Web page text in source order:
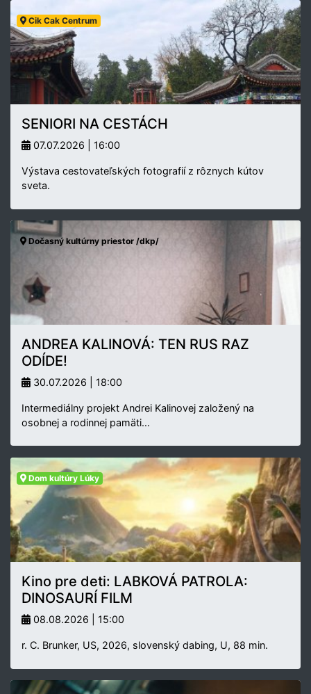
Cik Cak Centrum
SENIORI NA CESTÁCH
07.07.2026 | 16:00
Výstava cestovateľských fotografií z rôznych kútov
sveta.
Dočasný kultúrny priestor /dkp/
ANDREA KALINOVÁ: TEN RUS RAZ
ODÍDE!
30.07.2026 | 18:00
Intermediálny projekt Andrei Kalinovej založený na
osobnej a rodinnej pamäti…
Dom kultúry Lúky
Kino pre deti: LABKOVÁ PATROLA:
DINOSAURÍ FILM
08.08.2026 | 15:00
r. C. Brunker, US, 2026, slovenský dabing, U, 88 min.